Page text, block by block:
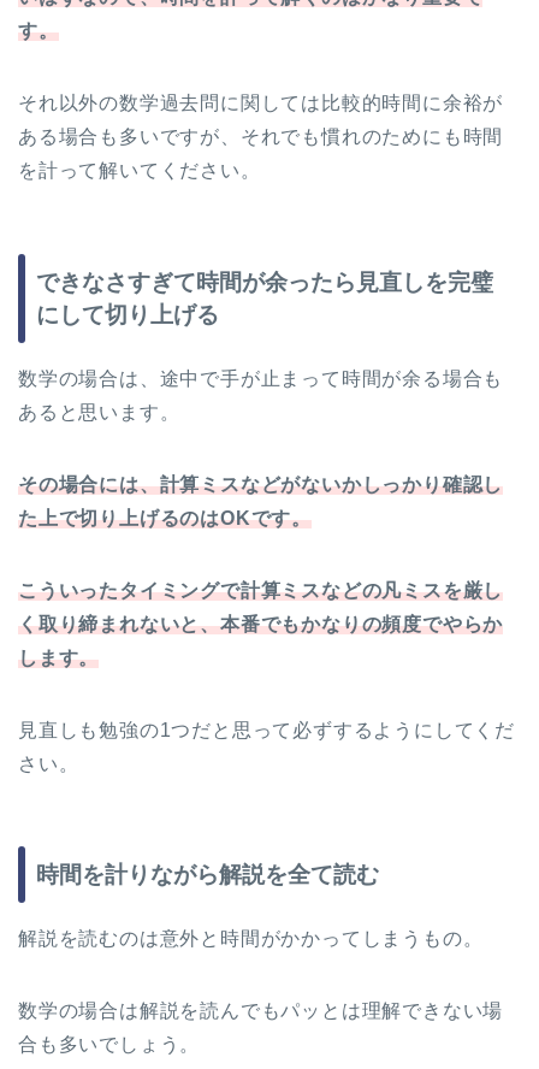
す。
それ以外の数学過去問に関しては比較的時間に余裕が
ある場合も多いですが、それでも慣れのためにも時間
を計って解いてください。
できなさすぎて時間が余ったら見直しを完璧
にして切り上げる
数学の場合は、途中で手が止まって時間が余る場合も
あると思います。
その場合には、計算ミスなどがないかしっかり確認し
た上で切り上げるのはOKです。
こういったタイミングで計算ミスなどの凡ミスを厳し
く取り締まれないと、本番でもかなりの頻度でやらか
します。
見直しも勉強の1つだと思って必ずするようにしてくだ
さい。
時間を計りながら解説を全て読む
解説を読むのは意外と時間がかかってしまうもの。
数学の場合は解説を読んでもパッとは理解できない場
合も多いでしょう。